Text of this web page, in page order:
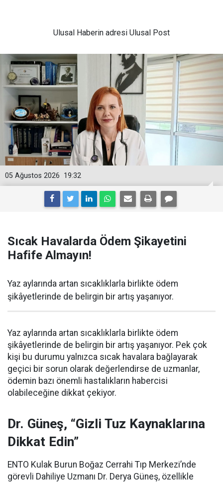
Ulusal Haberin adresi Ulusal Post
19:32
05 Ağustos 2026
Sıcak Havalarda Ödem Şikayetini
Hafife Almayın!
Yaz aylarında artan sıcaklıklarla birlikte ödem
şikâyetlerinde de belirgin bir artış yaşanıyor.
Yaz aylarında artan sıcaklıklarla birlikte ödem
şikâyetlerinde de belirgin bir artış yaşanıyor. Pek çok
kişi bu durumu yalnızca sıcak havalara bağlayarak
geçici bir sorun olarak değerlendirse de uzmanlar,
ödemin bazı önemli hastalıkların habercisi
olabileceğine dikkat çekiyor.
Dr. Güneş, “Gizli Tuz Kaynaklarına
Dikkat Edin”
ENTO Kulak Burun Boğaz Cerrahi Tıp Merkezi’nde
görevli Dahiliye Uzmanı Dr. Derya Güneş, özellikle